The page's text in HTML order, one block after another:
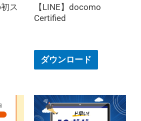
ス
【LINE】docomo
Certified
ダウンロード